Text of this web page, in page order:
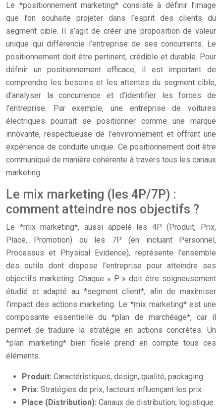
Le *positionnement marketing* consiste à définir l’image
que l’on souhaite projeter dans l’esprit des clients du
segment cible. Il s’agit de créer une proposition de valeur
unique qui différencie l’entreprise de ses concurrents. Le
positionnement doit être pertinent, crédible et durable. Pour
définir un positionnement efficace, il est important de
comprendre les besoins et les attentes du segment cible,
d’analyser la concurrence et d’identifier les forces de
l’entreprise. Par exemple, une entreprise de voitures
électriques pourrait se positionner comme une marque
innovante, respectueuse de l’environnement et offrant une
expérience de conduite unique. Ce positionnement doit être
communiqué de manière cohérente à travers tous les canaux
marketing.
Le mix marketing (les 4P/7P) :
comment atteindre nos objectifs ?
Le *mix marketing*, aussi appelé les 4P (Produit, Prix,
Place, Promotion) ou les 7P (en incluant Personnel,
Processus et Physical Evidence), représente l’ensemble
des outils dont dispose l’entreprise pour atteindre ses
objectifs marketing. Chaque « P » doit être soigneusement
étudié et adapté au *segment client*, afin de maximiser
l’impact des actions marketing. Le *mix marketing* est une
composante essentielle du *plan de marchéage*, car il
permet de traduire la stratégie en actions concrètes. Un
*plan marketing* bien ficelé prend en compte tous ces
éléments.
Produit: Caractéristiques, design, qualité, packaging.
Prix: Stratégies de prix, facteurs influençant les prix.
Place (Distribution): Canaux de distribution, logistique.